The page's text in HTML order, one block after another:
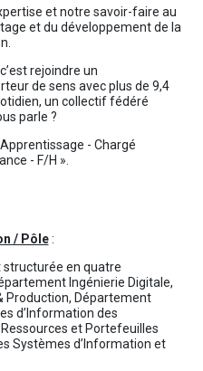
et notre savoir-faire au
et du développement de la
rejoindre un
de sens avec plus de 9,4
un collectif fédéré
parle ?
- Chargé
- F/H ».
/ Pôle:
en quatre
Ingénierie Digitale,
Production, Département
d’Information des
et Portefeuilles
Systèmes d’Information et